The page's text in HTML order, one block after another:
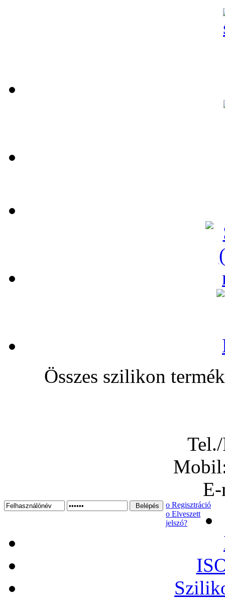
Összes szilikon
ο Regisztráció
ο Elveszett
jelszó?